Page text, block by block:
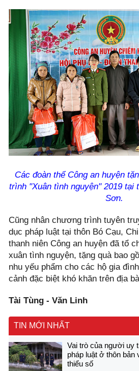
Các đoàn thể Công an huyện
trình "Xuân tình nguyện" 2019 tại
Sơn.
Cũng nhân chương trình tuyên
dục pháp luật tại thôn Bó Cạu,
thanh niên Công an huyện đã tổ
xuân tình nguyện, tặng quà bao
nhu yếu phẩm cho các hộ gia
cảnh đặc biệt khó khăn trên địa
Tài Tùng - Văn Linh
TIN MỚI NHẤT
Vai trò của người uy
pháp luật ở thôn bản
thiểu số